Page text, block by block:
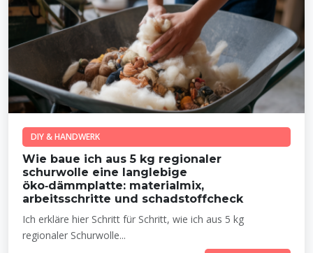
DIY & HANDWERK
Wie baue ich aus 5 kg regionaler
schurwolle eine langlebige
öko‑dämmplatte: materialmix,
arbeitsschritte und schadstoffcheck
Ich erkläre hier Schritt für Schritt, wie ich aus 5 kg
regionaler Schurwolle...